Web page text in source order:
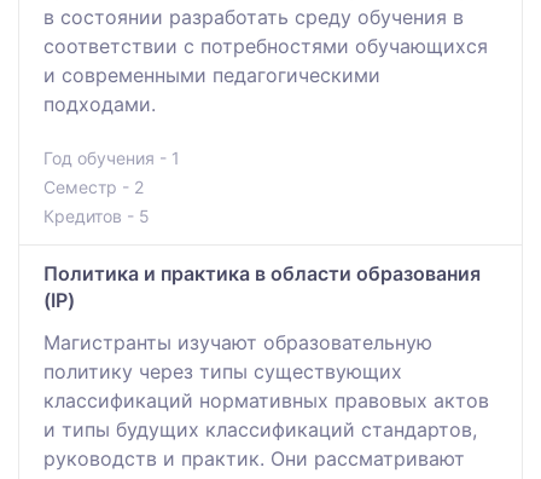
в состоянии разработать среду обучения в
соответствии с потребностями обучающихся
и современными педагогическими
подходами.
Год обучения - 1
Семестр - 2
Кредитов - 5
Политика и практика в области образования
(IP)
Магистранты изучают образовательную
политику через типы существующих
классификаций нормативных правовых актов
и типы будущих классификаций стандартов,
руководств и практик. Они рассматривают